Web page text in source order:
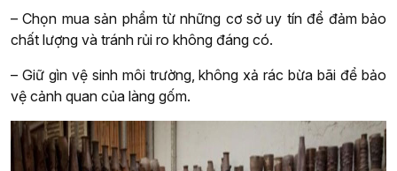
– Chọn mua sản phẩm từ những cơ sở uy tín để đảm bảo
chất lượng và tránh rủi ro không đáng có.
– Giữ gìn vệ sinh môi trường, không xả rác bừa bãi để bảo
vệ cảnh quan của làng gốm.